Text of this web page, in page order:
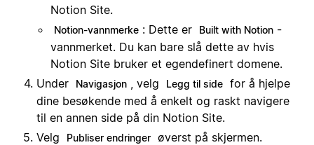
Notion Site.
Notion-vannmerke : Dette er Built with Notion -
vannmerket. Du kan bare slå dette av hvis
Notion Site bruker et egendefinert domene.
Under
Navigasjon , velg Legg til side for å hjelpe
dine besøkende med å enkelt og raskt navigere
til en annen side på din Notion Site.
Velg
Publiser endringer øverst på skjermen.